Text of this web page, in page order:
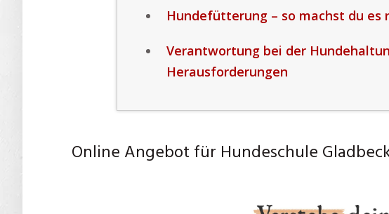
Hundefütterung – so machst du es
Verantwortung bei der
Herausforderungen
Online Angebot für Hundeschule